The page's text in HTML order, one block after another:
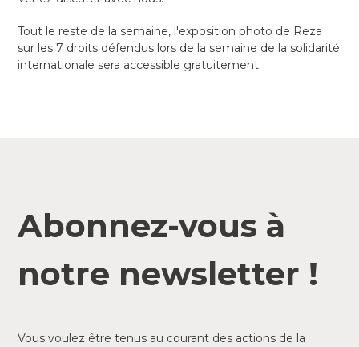
Tout le reste de la semaine, l'exposition photo de Reza
sur les 7 droits défendus lors de la semaine de la solidarité
internationale sera accessible gratuitement.
Abonnez-vous à
notre newsletter !
Vous voulez être tenus au courant des actions de la